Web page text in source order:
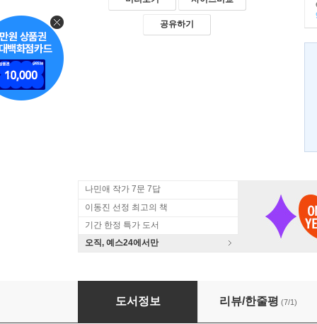
공유하기
나민애 작가 7문 7답
이동진 선정 최고의 책
기간 한정 특가 도서
오직, 예스24에서만
청춘의 사운드
도서정보 리뷰/한줄평 (7/1)